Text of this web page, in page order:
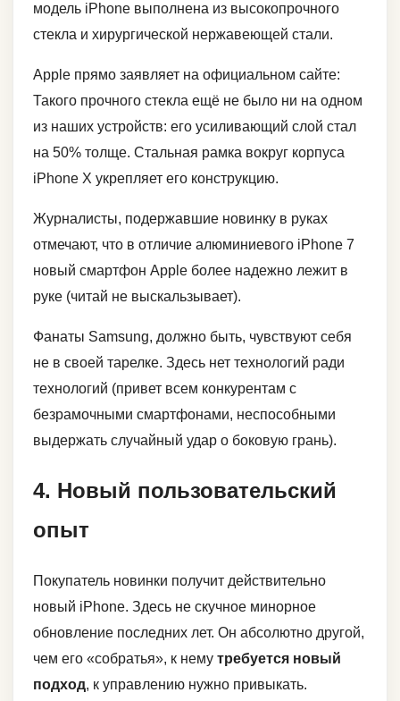
модель iPhone выполнена из высокопрочного
стекла и хирургической нержавеющей стали.
Apple прямо заявляет на официальном сайте:
Такого прочного стекла ещё не было ни на одном
из наших устройств: его усиливающий слой стал
на 50% толще. Стальная рамка вокруг корпуса
iPhone X укрепляет его конструкцию.
Журналисты, подержавшие новинку в руках
отмечают, что в отличие алюминиевого iPhone 7
новый смартфон Apple более надежно лежит в
руке (читай не выскальзывает).
Фанаты Samsung, должно быть, чувствуют себя
не в своей тарелке. Здесь нет технологий ради
технологий (привет всем конкурентам с
безрамочными смартфонами, неспособными
выдержать случайный удар о боковую грань).
4. Новый пользовательский
опыт
Покупатель новинки получит действительно
новый iPhone. Здесь не скучное минорное
обновление последних лет. Он абсолютно другой,
чем его «собратья», к нему требуется новый
подход, к управлению нужно привыкать.